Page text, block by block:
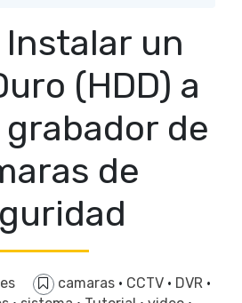
Instalar un
(HDD) a
grabador de
de
camaras · CCTV · DVR ·